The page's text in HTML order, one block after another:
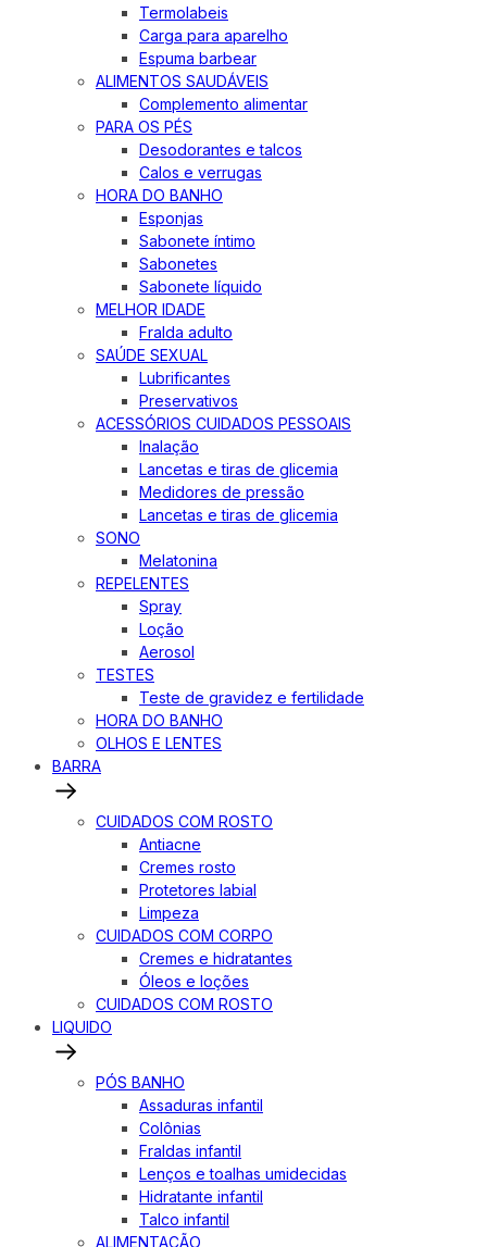
Termolabeis
Carga para aparelho
Espuma barbear
ALIMENTOS SAUDÁVEIS
Complemento alimentar
PARA OS PÉS
Desodorantes e talcos
Calos e verrugas
HORA DO BANHO
Esponjas
Sabonete íntimo
Sabonetes
Sabonete líquido
MELHOR IDADE
Fralda adulto
SAÚDE SEXUAL
Lubrificantes
Preservativos
ACESSÓRIOS CUIDADOS PESSOAIS
Inalação
Lancetas e tiras de glicemia
Medidores de pressão
Lancetas e tiras de glicemia
SONO
Melatonina
REPELENTES
Spray
Loção
Aerosol
TESTES
Teste de gravidez e fertilidade
HORA DO BANHO
OLHOS E LENTES
BARRA
CUIDADOS COM ROSTO
Antiacne
Cremes rosto
Protetores labial
Limpeza
CUIDADOS COM CORPO
Cremes e hidratantes
Óleos e loções
CUIDADOS COM ROSTO
LIQUIDO
PÓS BANHO
Assaduras infantil
Colônias
Fraldas infantil
Lenços e toalhas umidecidas
Hidratante infantil
Talco infantil
ALIMENTAÇÃO